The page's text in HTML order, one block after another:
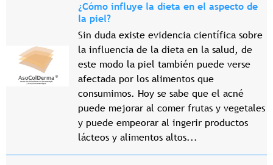
¿Cómo influye la dieta en el aspecto de
la piel?
Sin duda existe evidencia científica sobre
la influencia de la dieta en la salud, de
este modo la piel también puede verse
afectada por los alimentos que
consumimos. Hoy se sabe que el acné
puede mejorar al comer frutas y vegetales
y puede empeorar al ingerir productos
lácteos y alimentos altos...